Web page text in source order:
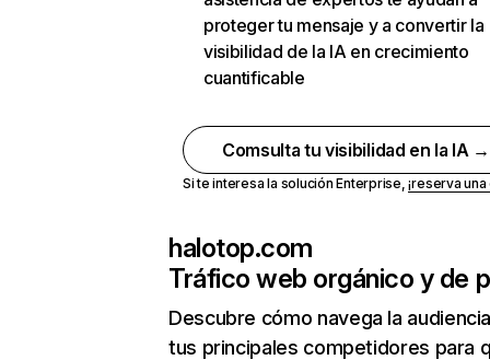
proteger tu mensaje y a convertir la
visibilidad de la IA en crecimiento
cuantificable
Comsulta tu visibilidad en la IA →
Si te interesa la solución Enterprise,¡reserva
halotop.com
Tráfico web orgánico y de
Descubre cómo navega la
tus principales competidores para